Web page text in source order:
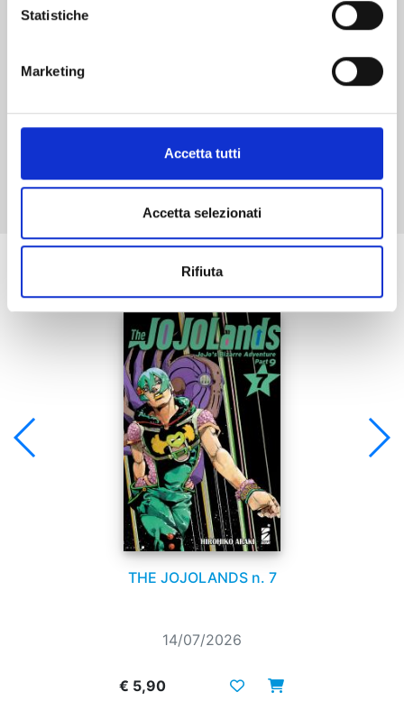
Statistiche
Marketing
Accetta tutti
Accetta selezionati
Rifiuta
Mostra tutto
Se ti è piaciuto prova anche:
THE JOJOLANDS n. 7
14/07/2026
€ 5,90